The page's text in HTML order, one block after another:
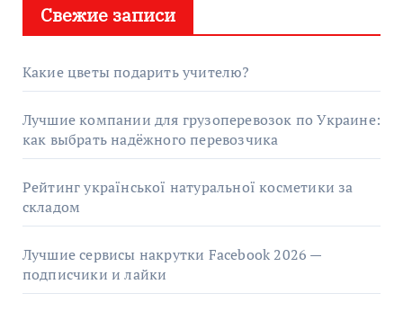
Свежие записи
Какие цветы подарить учителю?
Лучшие компании для грузоперевозок по Украине:
как выбрать надёжного перевозчика
Рейтинг української натуральної косметики за
складом
Лучшие сервисы накрутки Facebook 2026 —
подписчики и лайки